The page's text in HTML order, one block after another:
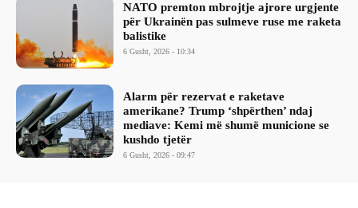
NATO premton mbrojtje ajrore urgjente
për Ukrainën pas sulmeve ruse me raketa
balistike
6 Gusht, 2026 - 10:34
Alarm për rezervat e raketave
amerikane? Trump ‘shpërthen’ ndaj
mediave: Kemi më shumë municione se
kushdo tjetër
6 Gusht, 2026 - 09:47